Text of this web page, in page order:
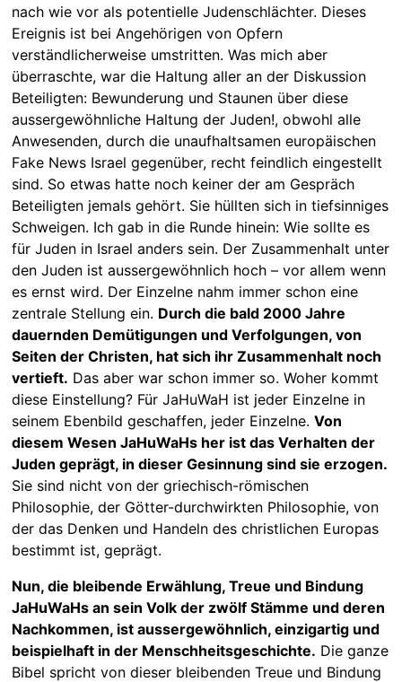
nach wie vor als potentielle Judenschlächter. Dieses
Ereignis ist bei Angehörigen von Opfern
verständlicherweise umstritten. Was mich aber
überraschte, war die Haltung aller an der Diskussion
Beteiligten: Bewunderung und Staunen über diese
aussergewöhnliche Haltung der Juden!, obwohl alle
Anwesenden, durch die unaufhaltsamen europäischen
Fake News Israel gegenüber, recht feindlich eingestellt
sind. So etwas hatte noch keiner der am Gespräch
Beteiligten jemals gehört. Sie hüllten sich in tiefsinniges
Schweigen. Ich gab in die Runde hinein: Wie sollte es
für Juden in Israel anders sein. Der Zusammenhalt unter
den Juden ist aussergewöhnlich hoch – vor allem wenn
es ernst wird. Der Einzelne nahm immer schon eine
zentrale Stellung ein. Durch die bald 2000 Jahre
dauernden Demütigungen und Verfolgungen, von
Seiten der Christen, hat sich ihr Zusammenhalt noch
vertieft. Das aber war schon immer so. Woher kommt
diese Einstellung? Für JaHuWaH ist jeder Einzelne in
seinem Ebenbild geschaffen, jeder Einzelne. Von
diesem Wesen JaHuWaHs her ist das Verhalten der
Juden geprägt, in dieser Gesinnung sind sie erzogen.
Sie sind nicht von der griechisch-römischen
Philosophie, der Götter-durchwirkten Philosophie, von
der das Denken und Handeln des christlichen Europas
bestimmt ist, geprägt.
Nun, die bleibende Erwählung, Treue und Bindung
JaHuWaHs an sein Volk der zwölf Stämme und deren
Nachkommen, ist aussergewöhnlich, einzigartig und
beispielhaft in der Menschheitsgeschichte. Die ganze
Bibel spricht von dieser bleibenden Treue und Bindung